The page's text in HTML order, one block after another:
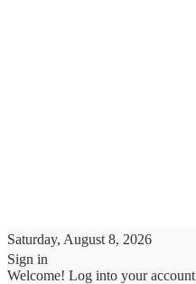
Saturday, August 8, 2026
Sign in
Welcome! Log into your account